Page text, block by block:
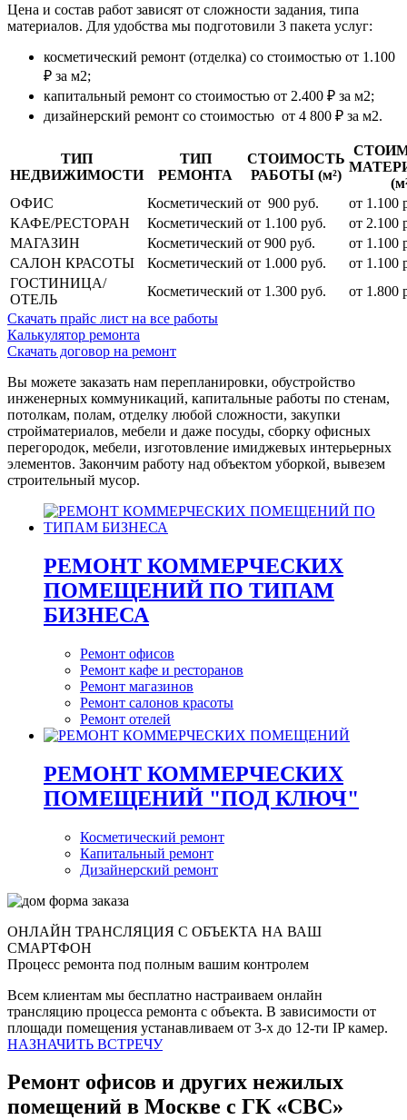
Цена и состав работ зависят от сложности задания, типа
материалов. Для удобства мы подготовили 3 пакета услуг:
косметический ремонт (отделка) со стоимостью от 1.100
₽ за м2;
капитальный ремонт со стоимостью от 2.400 ₽ за м2;
дизайнерский ремонт со стоимостью от 4 800 ₽ за м2.
ТИП
НЕДВИЖИМОСТИ
ТИП
РЕМОНТА
СТОИМОСТЬ
РАБОТЫ (м²)
ОФИС
Косметический от 900 руб.
от 1.100
КАФЕ/РЕСТОРАН
Косметический от 1.100 руб.
от 2.100
МАГАЗИН
Косметический от 900 руб.
от 1.100
САЛОН КРАСОТЫ
Косметический от 1.000 руб.
от 1.100
ГОСТИНИЦА/
ОТЕЛЬ
Косметический от 1.300 руб.
от 1.800
Скачать прайс лист на все работы
Калькулятор ремонта
Скачать договор на ремонт
Вы можете заказать нам перепланировки, обустройство
инженерных коммуникаций, капитальные работы по стенам,
потолкам, полам, отделку любой сложности, закупки
стройматериалов, мебели и даже посуды, сборку офисных
перегородок, мебели, изготовление имиджевых интерьерных
элементов. Закончим работу над объектом уборкой, вывезем
строительный мусор.
РЕМОНТ КОММЕРЧЕСКИХ
ПОМЕЩЕНИЙ ПО ТИПАМ
БИЗНЕСА
Ремонт офисов
Ремонт кафе и ресторанов
Ремонт магазинов
Ремонт салонов красоты
Ремонт отелей
РЕМОНТ КОММЕРЧЕСКИХ
ПОМЕЩЕНИЙ "ПОД КЛЮЧ"
Косметический ремонт
Капитальный ремонт
Дизайнерский ремонт
ОНЛАЙН ТРАНСЛЯЦИЯ С ОБЪЕКТА НА ВАШ
СМАРТФОН
Процесс ремонта под полным вашим контролем
Всем клиентам мы бесплатно настраиваем онлайн
трансляцию процесса ремонта с объекта. В зависимости от
площади помещения устанавливаем от 3-х до 12-ти IP камер.
НАЗНАЧИТЬ ВСТРЕЧУ
Ремонт офисов и других нежилых
помещений в Москве с ГК «СВС»